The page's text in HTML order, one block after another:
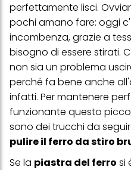
perfettamente lisci.
pochi amano fare: oggi
incombenza, grazie a
bisogno di essere stirati.
non sia un problema
perché fa bene anche
infatti. Per mantenere
funzionante questo
sono dei trucchi da
pulire il ferro da stiro
Se la piastra del ferro si